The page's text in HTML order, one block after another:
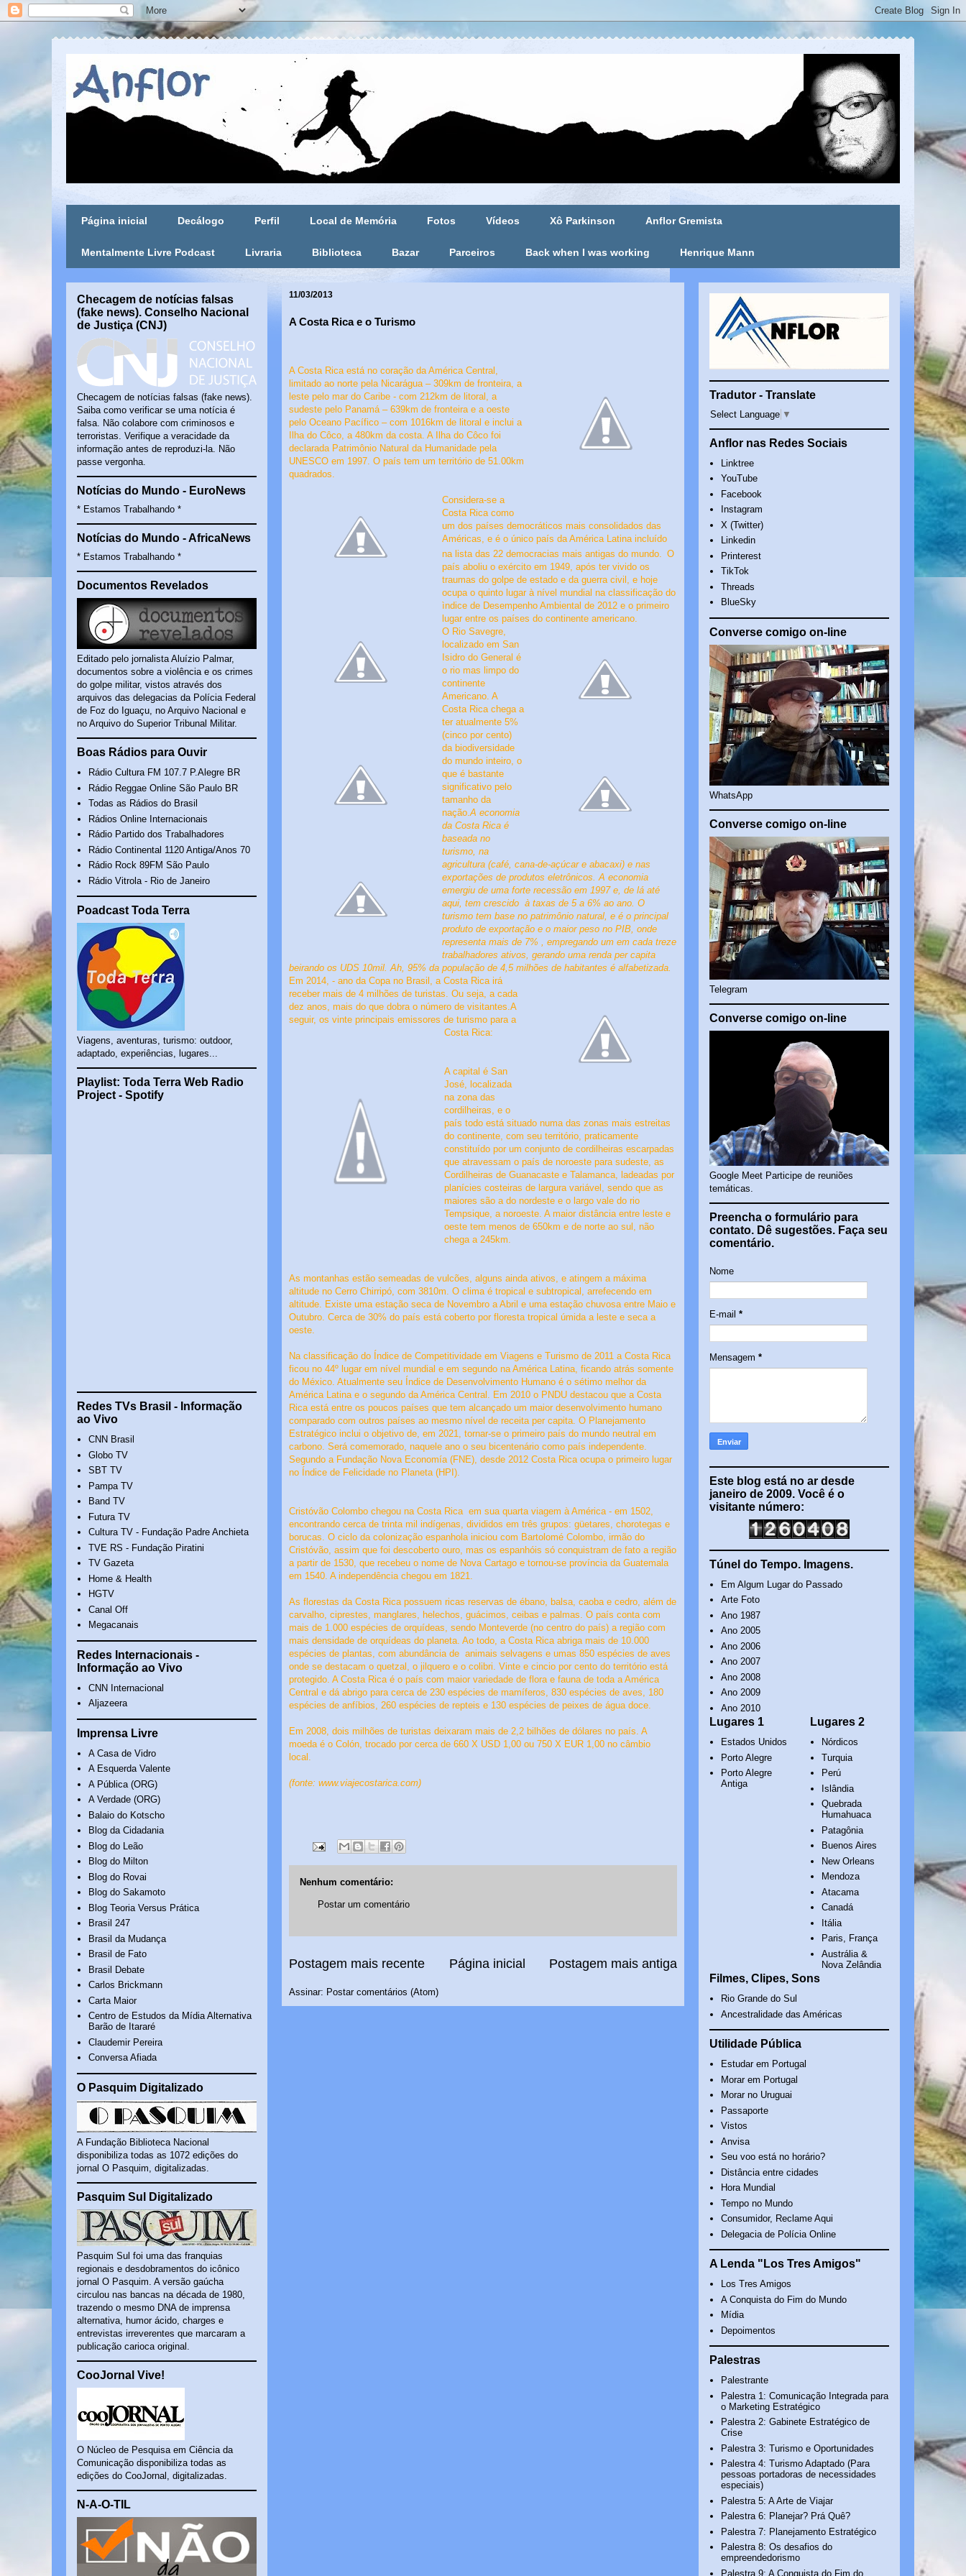
Página inicial Decálogo Perfil Local de Memória Fotos Vídeos Xô Parkinson Anflor Gremista
Mentalmente Livre Podcast Livraria Biblioteca Bazar Parceiros Back when I was working Henrique Mann
11/03/2013
A Costa Rica e o Turismo
A Costa Rica está no coração da América Central,
limitado ao norte pela Nicarágua – 309km de fronteira, a
leste pelo mar do Caribe - com 212km de litoral , a
sudeste pelo Panamá – 639km de fronteirae a oeste
pelo Oceano Pacífico – com 1016km de litoral e inclui a
Ilha do Côco, a 480km da costa. A Ilha do Côco foi
declarada Patrimônio Natural da Humanidade pela
UNESCO em 1997. O país tem um território de 51.00km
quadrados.
Considera-se a
Costa Rica como
um dos países democráticos mais consolidados das
Américas, e é o único país da América Latina incl uído
na lista das 22 democracias mais antigas do mundo. O
país aboliu o exército em 1949, após ter vivido os
traumas do golpe de estado e da guerra civil, e hoje
ocupa o quinto lugar à nível mundial na classificação do
ìndice de Desempenho Ambiental de 2012 e o primeiro
lugar entre os países do continente americano.
O Rio Savegre,
localizado em San
Isidro do General é
o rio mas limpo do
continente
Americano. A
Costa Rica chega a
ter atualmente 5%
(cinco por cento)
da biodiversidade
do mundo inteiro, o
que é bastante
significativo pelo
tamanho da
nação.A economia
da Costa Rica é
baseada no
turismo, na
agricultura (café, cana-de-açúcar e abacaxi) e nas
exportações de produtos eletrônicos. A economia
emergiu de uma forte recessão em 1997 e, de lá até
aqui, tem crescido à taxas de 5 a 6% ao ano. O
turismo tem base no patrimônio natural, e é o principal
produto de exportação e o maior peso no PIB, onde
representa mais de 7% , empregando um em cada treze
trabalhadores ativos, gerando uma renda per capita
beirando os UDS 10mil. Ah, 95% da população de 4,5 milhões de habitantes é alfabetizada.
Em 2014, - ano da Copa no Brasil, a Costa Rica irá
receber mais de 4 milhões de turistas. Ou seja, a cada
dez anos, mais do que dobra o número de visitantes.A
seguir, os vinte principais emissores de turismo para a
Costa Rica:
A capital é San
José, localizada
na zona das
cordilheiras, e o
país todo está situado numa das zonas mais estreitas
do continente, com seu território, praticamente
constituído por um conjunto de cordilheiras escarpadas
que atravessam o país de noroeste para sudeste, as
Cordilheiras de Guanacaste e Talamanca, ladeadas por
planícies costeiras de largura variável, sendo que as
maiores são a do nordeste e o largo vale do rio
Tempsique, a noroeste. A maior distância entre leste e
oeste tem menos de 650km e de norte ao sul, não
chega a 245km.
As montanhas estão semeadas de vulcões, alguns ainda ativos, e atingem a máxima
altitude no Cerro Chirripó, com 3810m. O clima é tropical e subtropical, arrefecendo em
altitude. Existe uma estação seca de Novembro a Abril e uma estação chuvosa entre Maio e
Outubro. Cerca de 30% do país está coberto por floresta tropical úmida a leste e seca a
oeste.
Na classificação do Índice de Competitividade em Viagens e Turismo de 2011 a Costa Rica
ficou no 44º lugar em nível mundial e em segundo na América Latina, ficando atrás somente
do México. Atualmente seu Índice de Desenvolvimento Humano é o sétimo melhor da
América Latina e o segundo da América Central. Em 2010 o PNDU destacou que a Costa
Rica está entre os poucos países que tem alcançado um maior desenvolvimento humano
comparado com outros países ao mesmo nível de receita per capita. O Planejamento
Estratégico inclui o objetivo de, em 2021, tornar-se o primeiro país do mundo neutral em
carbono. Será comemorado, naquele ano o seu bicentenário como país independente.
Segundo a Fundação Nova Economía (FNE), desde 2012 Costa Rica ocupa o primeiro lugar
no Índice de Felicidade no Planeta (HPI).
Cristóvão Colombo chegou na Costa Rica em sua quarta viagem à América - em 1502,
encontrando cerca de trinta mil indígenas, divididos em três grupos: güetares, chorotegas e
borucas. O ciclo da colonização espanhola iniciou com Bartolomé Colombo, irmão do
Cristóvão, assim que foi descoberto ouro, mas os espanhóis só conquistram de fato a região
a partir de 1530, que recebeu o nome de Nova Cartago e tornou-se província da Guatemala
em 1540. A independência chegou em 1821.
As florestas da Costa Rica possuem ricas reservas de ébano, balsa, caoba e cedro, além de
carvalho, ciprestes, manglares, helechos, guácimos, ceibas e palmas. O país conta com
mais de 1.000 espécies de orquídeas, sendo Monteverde (no centro do país) a região com
mais densidade de orquídeas do planeta. Ao todo, a Costa Rica abriga mais de 10.000
espécies de plantas, com abundância de animais selvagens e umas 850 espécies de aves
onde se destacam o quetzal, o jilquero e o colibri. Vinte e cincio por cento do território está
protegido. A Costa Rica é o país com maior variedade de flora e fauna de toda a América
Central e dá abrigo para cerca de 230 espécies de mamíferos, 830 espécies de aves, 180
espécies de anfíbios, 260 espécies de repteis e 130 espécies de peixes de água doce.
Em 2008, dois milhões de turistas deixaram mais de 2,2 bilhões de dólares no país. A
moeda é o Colón, trocado por cerca de 660 X USD 1,00 ou 750 X EUR 1,00 no câmbio
local.
(fonte: www.viajecostarica.com)
Nenhum comentário:
Postar um comentário
Postagem mais recente Postagem mais antiga
Página inicial
Assinar: Postar comentários (Atom)
Checagem de notícias falsas
(fake news). Conselho Nacional
de Justiça (CNJ)
Checagem de notícias falsas (fake news).
Saiba como verificar se uma notícia é
falsa. Não colabore com criminosos e
terroristas. Verifique a veracidade da
informação antes de reproduzi-la. Não
passe vergonha.
Notícias do Mundo - EuroNews
* Estamos Trabalhando *
Notícias do Mundo - AfricaNews
* Estamos Trabalhando *
Documentos Revelados
Editado pelo jornalista Aluízio Palmar,
documentos sobre a violência e os crimes
do golpe militar, vistos através dos
arquivos das delegacias da Polícia Federal
de Foz do Iguaçu, no Arquivo Nacional e
no Arquivo do Superior Tribunal Militar.
Boas Rádios para Ouvir
Rádio Cultura FM 107.7 P.Alegre BR
Rádio Reggae Online São Paulo BR
Todas as Rádios do Brasil
Rádios Online Internacionais
Rádio Partido dos Trabalhadores
Rádio Continental 1120 Antiga/Anos 70
Rádio Rock 89FM São Paulo
Rádio Vitrola - Rio de Janeiro
Poadcast Toda Terra
Viagens, aventuras, turismo: outdoor,
adaptado, experiências, lugares...
Playlist: Toda Terra Web Radio
Project - Spotify
Redes TVs Brasil - Informação
ao Vivo
CNN Brasil
Globo TV
SBT TV
Pampa TV
Band TV
Futura TV
Cultura TV - Fundação Padre Anchieta
TVE RS - Fundação Piratini
TV Gazeta
Home & Health
HGTV
Canal Off
Megacanais
Redes Internacionais -
Informação ao Vivo
CNN Internacional
Aljazeera
Imprensa Livre
A Casa de Vidro
A Esquerda Valente
A Pública (ORG)
A Verdade (ORG)
Balaio do Kotscho
Blog da Cidadania
Blog do Leão
Blog do Milton
Blog do Rovai
Blog do Sakamoto
Blog Teoria Versus Prática
Brasil 247
Brasil da Mudança
Brasil de Fato
Brasil Debate
Carlos Brickmann
Carta Maior
Centro de Estudos da Mídia Alternativa
Barão de Itararé
Claudemir Pereira
Conversa Afiada
O Pasquim Digitalizado
A Fundação Biblioteca Nacional
disponibiliza todas as 1072 edições do
jornal O Pasquim, digitalizadas.
Pasquim Sul Digitalizado
Pasquim Sul foi uma das franquias
regionais e desdobramentos do icônico
jornal O Pasquim. A versão gaúcha
circulou nas bancas na década de 1980,
trazendo o mesmo DNA de imprensa
alternativa, humor ácido, charges e
entrevistas irreverentes que marcaram a
publicação carioca original.
CooJornal Vive!
O Núcleo de Pesquisa em Ciência da
Comunicação disponibiliza todas as
edições do CooJornal, digitalizadas.
N-A-O-TIL
Tradutor - Translate
Select Language ▼
Anflor nas Redes Sociais
Linktree
YouTube
Facebook
Instagram
X (Twitter)
Linkedin
Printerest
TikTok
Threads
BlueSky
Converse comigo on-line
WhatsApp
Converse comigo on-line
Telegram
Converse comigo on-line
Google Meet Participe de reuniões
temáticas.
Preencha o formulário para
contato. Dê sugestões. Faça seu
comentário.
Nome
E-mail *
Mensagem *
Este blog está no ar desde
janeiro de 2009. Você é o
visitante número:
Túnel do Tempo. Imagens.
Em Algum Lugar do Passado
Arte Foto
Ano 1987
Ano 2005
Ano 2006
Ano 2007
Ano 2008
Ano 2009
Ano 2010
Lugares 1
Estados Unidos
Porto Alegre
Porto Alegre
Antiga
Lugares 2
Nórdicos
Turquia
Perú
Islândia
Quebrada
Humahuaca
Patagônia
Buenos Aires
New Orleans
Mendoza
Atacama
Canadá
Itália
Paris, França
Austrália &
Nova Zelândia
Filmes, Clipes, Sons
Rio Grande do Sul
Ancestralidade das Américas
Utilidade Pública
Estudar em Portugal
Morar em Portugal
Morar no Uruguai
Passaporte
Vistos
Anvisa
Seu voo está no horário?
Distância entre cidades
Hora Mundial
Tempo no Mundo
Consumidor, Reclame Aqui
Delegacia de Polícia Online
A Lenda "Los Tres Amigos"
Los Tres Amigos
A Conquista do Fim do Mundo
Mídia
Depoimentos
Palestras
Palestrante
Palestra 1: Comunicação Integrada para
o Marketing Estratégico
Palestra 2: Gabinete Estratégico de
Crise
Palestra 3: Turismo e Oportunidades
Palestra 4: Turismo Adaptado (Para
pessoas portadoras de necessidades
especiais)
Palestra 5: A Arte de Viajar
Palestra 6: Planejar? Prá Quê?
Palestra 7: Planejamento Estratégico
Palestra 8: Os desafios do
empreendedorismo
Palestra 9: A Conquista do Fim do